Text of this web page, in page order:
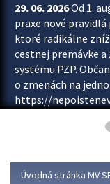
29. 06. 2026Od 1.
praxe nové
ktoré radikálne
cestnej premávke
systému PZP.
o zmenách na
https://
asociácie poisťovní
Viac
Úvodná stránka MV